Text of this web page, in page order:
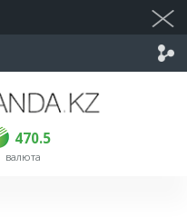
470.5
продажа
470.5
валюта